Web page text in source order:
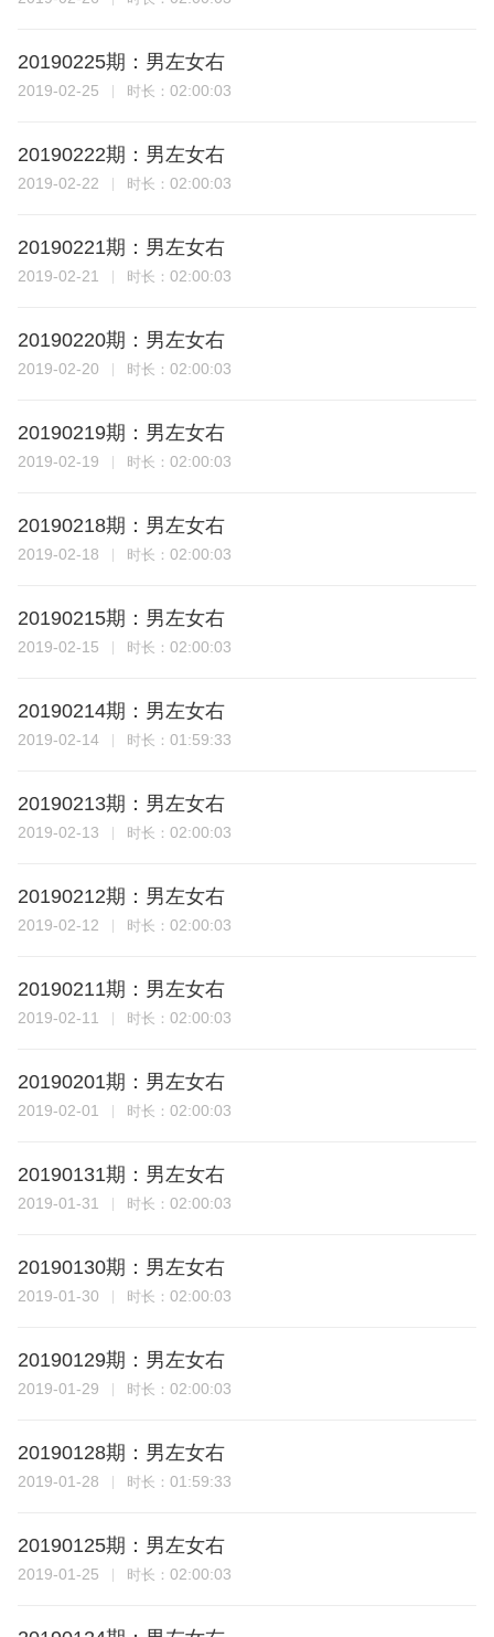
20190225期：男左女右
2019-02-25 时长： 02:00:03
20190222期：男左女右
2019-02-22 时长： 02:00:03
20190221期：男左女右
2019-02-21 时长： 02:00:03
20190220期：男左女右
2019-02-20 时长： 02:00:03
20190219期：男左女右
2019-02-19 时长： 02:00:03
20190218期：男左女右
2019-02-18 时长： 02:00:03
20190215期：男左女右
2019-02-15 时长： 02:00:03
20190214期：男左女右
2019-02-14 时长： 01:59:33
20190213期：男左女右
2019-02-13 时长： 02:00:03
20190212期：男左女右
2019-02-12 时长： 02:00:03
20190211期：男左女右
2019-02-11 时长： 02:00:03
20190201期：男左女右
2019-02-01 时长： 02:00:03
20190131期：男左女右
2019-01-31 时长： 02:00:03
20190130期：男左女右
2019-01-30 时长： 02:00:03
20190129期：男左女右
2019-01-29 时长： 02:00:03
20190128期：男左女右
2019-01-28 时长： 01:59:33
20190125期：男左女右
2019-01-25 时长： 02:00:03